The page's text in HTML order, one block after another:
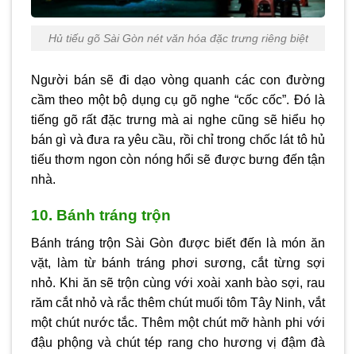
Hủ tiếu gõ Sài Gòn nét văn hóa đặc trưng riêng biệt
Người bán sẽ đi dạo vòng quanh các con đường
cầm theo một bộ dụng cụ gõ nghe “cốc cốc”. Đó là
tiếng gõ rất đặc trưng mà ai nghe cũng sẽ hiểu họ
bán gì và đưa ra yêu cầu, rồi chỉ trong chốc lát tô hủ
tiếu thơm ngon còn nóng hổi sẽ được bưng đến tận
nhà.
10. Bánh tráng trộn
Bánh tráng trộn Sài Gòn được biết đến là món ăn
vặt, làm từ bánh tráng phơi sương, cắt từng sợi
nhỏ. Khi ăn sẽ trộn cùng với xoài xanh bào sợi, rau
răm cắt nhỏ và rắc thêm chút muối tôm Tây Ninh, vắt
một chút nước tắc. Thêm một chút mỡ hành phi với
đậu phộng và chút tép rang cho hương vị đậm đà